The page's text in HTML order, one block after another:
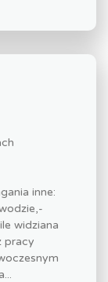
inne:
widziana
pracy